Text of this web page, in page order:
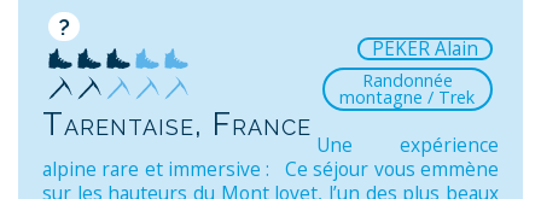
?
Tarentaise, France
PEKER Alain
Randonnée
montagne / Trek
Une expérience
alpine rare et immersive : Ce séjour vous emmène
sur les hauteurs du Mont Jovet, l’un des plus beaux